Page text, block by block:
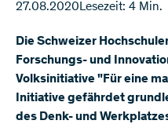
27.08.2020Lesezeit: 4 Min.
Die Schweizer
Forschungs- und
Volksinitiative "Für eine
Initiative gefährdet
des Denk- und